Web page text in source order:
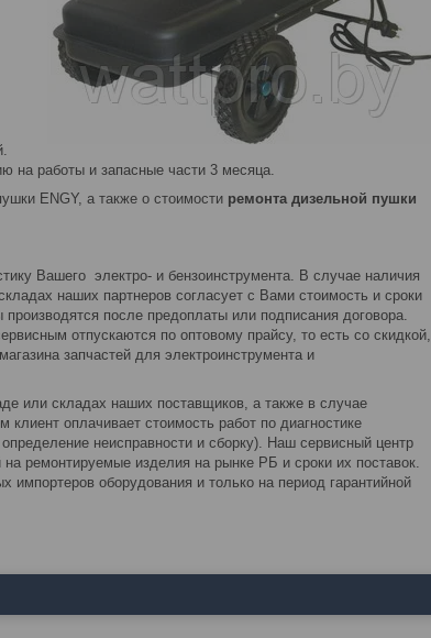
на работы и запасные части 3 месяца.
ENGY, а также о стоимости ремонта дизельной пушки
Вашего электро- и бензоинструмента. В случае наличия
наших партнеров согласует с Вами стоимость и сроки
после предоплаты или подписания договора.
отпускаются по оптовому прайсу, то есть со скидкой,
запчастей для электроинструмента и
или складах наших поставщиков, а также в случае
клиент оплачивает стоимость работ по диагностике
неисправности и сборку). Наш сервисный центр
на ремонтируемые изделия на рынке РБ и сроки их поставок.
импортеров оборудования и только на период гарантийной